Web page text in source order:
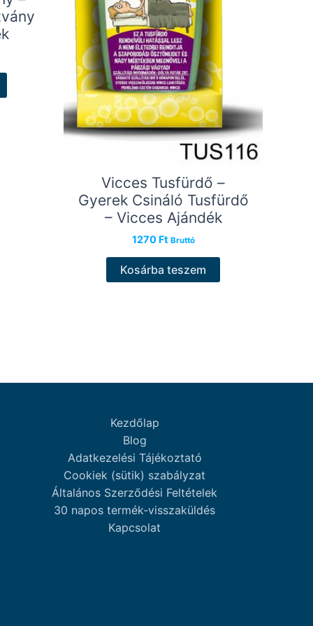
Vicces Tusfürdő –
Gyerek Csináló Tusfürdő
– Vicces Ajándék
1270 Ft Bruttó
Kosárba teszem
Kezdőlap
Blog
Adatkezelési Tájékoztató
Cookiek (sütik) szabályzat
Általános Szerződési Feltételek
30 napos termék-visszaküldés
Kapcsolat